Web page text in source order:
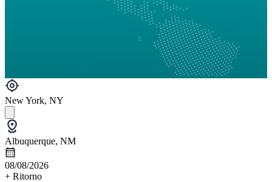
New York, NY
Albuquerque, NM
08/08/2026
+ Ritorno